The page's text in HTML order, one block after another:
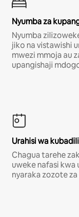
Nyumba za
Nyumba
jiko na vistawishi
mwezi mmoja au
upangishaji
Urahisi wa
Chagua tarehe
uweke nafasi
nyaraka zozote